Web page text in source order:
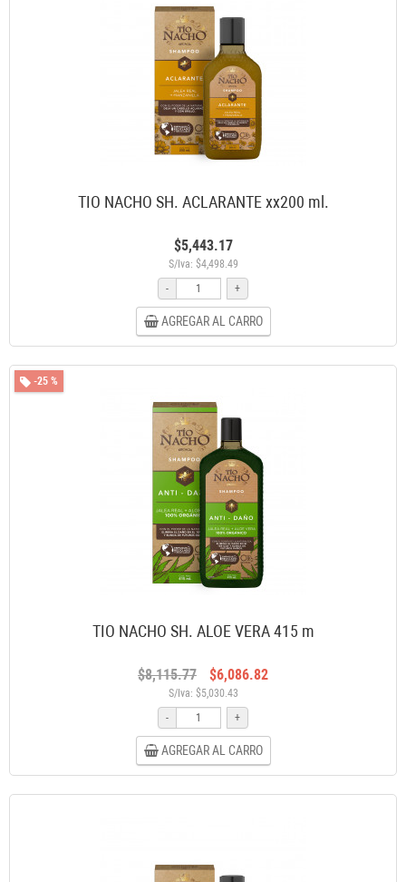
TIO NACHO SH. ACLARANTE xx200 ml.
$5,443.17
S/Iva: $4,498.49
-
+
AGREGAR AL CARRO
-25 %
TIO NACHO SH. ALOE VERA 415 m
$8,115.77 $6,086.82
S/Iva: $5,030.43
-
+
AGREGAR AL CARRO